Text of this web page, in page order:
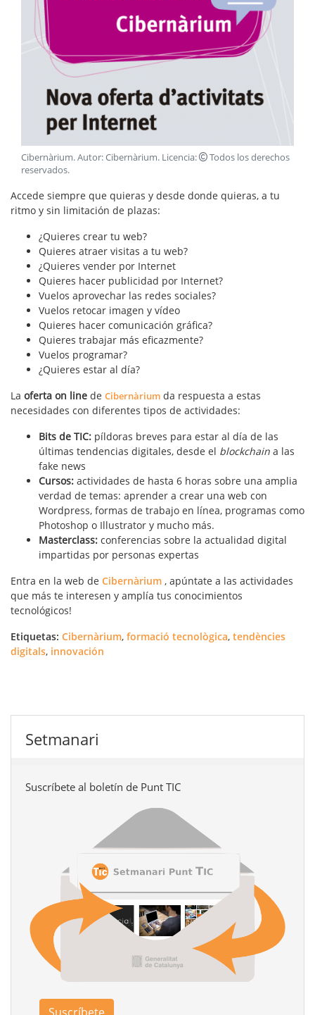
Cibernàrium. Autor:Cibernàrium. Licencia:
Todos los derechos
reservados.
Accede siempre que quieras y desde donde quieras, a tu
ritmo y sin limitación de plazas:
¿Quieres crear tu web?
Quieres atraer visitas a tu web?
¿Quieres vender por Internet
Quieres hacer publicidad por Internet?
Vuelos aprovechar las redes sociales?
Vuelos retocar imagen y vídeo
Quieres hacer comunicación gráfica?
Quieres trabajar más eficazmente?
Vuelos programar?
¿Quieres estar al día?
La oferta on line de Cibernàrium da respuesta a estas
necesidades con diferentes tipos de actividades:
Bits de TIC: píldoras breves para estar al día de las
últimas tendencias digitales, desde el blockchain a las
fake news
Cursos: actividades de hasta 6 horas sobre una amplia
verdad de temas: aprender a crear una web con
Wordpress, formas de trabajo en línea, programas como
Photoshop o Illustrator y mucho más.
Masterclass: conferencias sobre la actualidad digital
impartidas por personas expertas
Entra en la web de Cibernàrium , apúntate a las actividades
que más te interesen y amplía tus conocimientos
tecnológicos!
Etiquetas: Cibernàrium, formació tecnològica, tendències
digitals, innovación
Setmanari
Suscríbete al boletín de Punt TIC